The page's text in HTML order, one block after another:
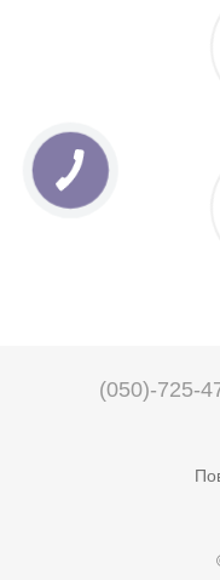
(050)-725-